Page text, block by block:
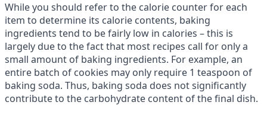
While you should refer to the calorie counter for each
item to determine its calorie contents, baking
ingredients tend to be fairly low in calories – this is
largely due to the fact that most recipes call for only a
small amount of baking ingredients. For example, an
entire batch of cookies may only require 1 teaspoon of
baking soda. Thus, baking soda does not significantly
contribute to the carbohydrate content of the final dish.